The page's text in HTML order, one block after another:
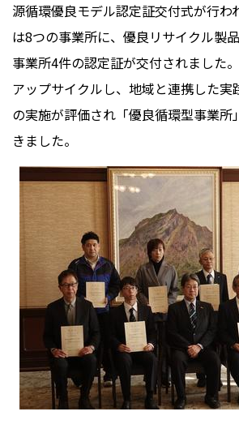
源循環優良モデル認定証交付式が行わ
は8つの事業所に、優良リサイクル製品
事業所4件の認定証が交付されました
アップサイクルし、地域と連携した実
の実施が評価され「優良循環型事業所
きました。